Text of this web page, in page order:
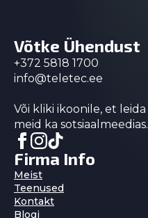
Võtke Ühendust
+372 5818 1700
info@teletec.ee
Või kliki ikoonile, et leida
meid ka sotsiaalmeedias.
Firma Info
Meist
Teenused
Kontakt
Blogi